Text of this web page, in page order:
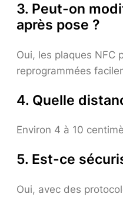
3. Peut-on
après pose ?
Oui, les plaques NFC
reprogrammées
4. Quelle
Environ 4 à 10
5. Est-ce
Oui, avec des